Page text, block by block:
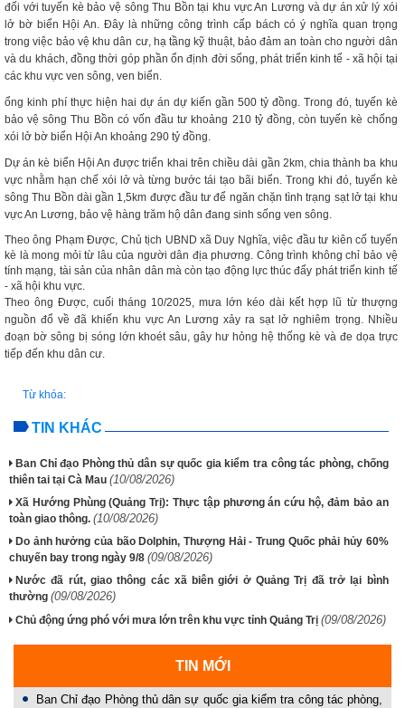
đối với tuyến kè bảo vệ sông Thu Bồn tại khu vực An Lương và dự án xử lý xói
lở bờ biển Hội An. Đây là những công trình cấp bách có ý nghĩa quan trọng
trong việc bảo vệ khu dân cư, hạ tầng kỹ thuật, bảo đảm an toàn cho người dân
và du khách, đồng thời góp phần ổn định đời sống, phát triển kinh tế - xã hội tại
các khu vực ven sông, ven biển.
ổng kinh phí thực hiện hai dự án dự kiến gần 500 tỷ đồng. Trong đó, tuyến kè
bảo vệ sông Thu Bồn có vốn đầu tư khoảng 210 tỷ đồng, còn tuyến kè chống
xói lở bờ biển Hội An khoảng 290 tỷ đồng.
Dự án kè biển Hội An được triển khai trên chiều dài gần 2km, chia thành ba khu
vực nhằm hạn chế xói lở và từng bước tái tạo bãi biển. Trong khi đó, tuyến kè
sông Thu Bồn dài gần 1,5km được đầu tư để ngăn chặn tình trạng sạt lở tại khu
vực An Lương, bảo vệ hàng trăm hộ dân đang sinh sống ven sông.
Theo ông Phạm Được, Chủ tịch UBND xã Duy Nghĩa, việc đầu tư kiên cố tuyến
kè là mong mỏi từ lâu của người dân địa phương. Công trình không chỉ bảo vệ
tính mạng, tài sản của nhân dân mà còn tạo động lực thúc đẩy phát triển kinh tế
- xã hội khu vực.
Theo ông Được, cuối tháng 10/2025, mưa lớn kéo dài kết hợp lũ từ thượng
nguồn đổ về đã khiến khu vực An Lương xảy ra sạt lở nghiêm trọng. Nhiều
đoạn bờ sông bị sóng lớn khoét sâu, gây hư hỏng hệ thống kè và đe dọa trực
tiếp đến khu dân cư.
Từ khóa:
TIN KHÁC
Ban Chỉ đạo Phòng thủ dân sự quốc gia kiểm tra công tác phòng, chống
thiên tai tại Cà Mau (10/08/2026)
Xã Hướng Phùng (Quảng Trị): Thực tập phương án cứu hộ, đảm bảo an
toàn giao thông. (10/08/2026)
Do ảnh hưởng của bão Dolphin, Thượng Hải - Trung Quốc phải hủy 60%
chuyến bay trong ngày 9/8 (09/08/2026)
Nước đã rút, giao thông các xã biên giới ở Quảng Trị đã trở lại bình
thường (09/08/2026)
Chủ động ứng phó với mưa lớn trên khu vực tỉnh Quảng Trị (09/08/2026)
TIN MỚI
Ban Chỉ đạo Phòng thủ dân sự quốc gia kiểm tra công tác phòng,